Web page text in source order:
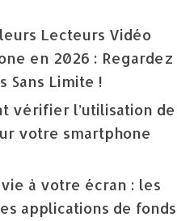
Lecteurs Vidéo
en 2026 : Regardez
Sans Limite !
vérifier l’utilisation de
votre smartphone
à votre écran : les
applications de fonds